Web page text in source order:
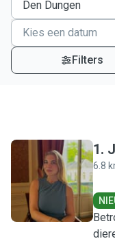
Filters
J
1.
6.8